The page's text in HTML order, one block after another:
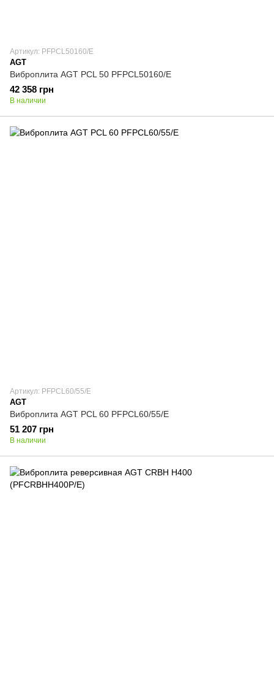
Артикул: PFPCL50160/E
AGT
Виброплита AGT PCL 50 PFPCL50160/E
42 358 грн
В наличии
Артикул: PFPCL60/55/E
AGT
Виброплита AGT PCL 60 PFPCL60/55/E
51 207 грн
В наличии